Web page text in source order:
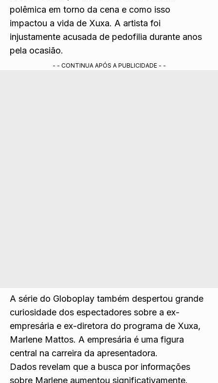
polêmica em torno da cena e como isso
impactou a vida de Xuxa. A artista foi
injustamente acusada de pedofilia durante anos
pela ocasião.
- - CONTINUA APÓS A PUBLICIDADE - -
A série do Globoplay também despertou grande
curiosidade dos espectadores sobre a ex-
empresária e ex-diretora do programa de Xuxa,
Marlene Mattos. A empresária é uma figura
central na carreira da apresentadora.
Dados revelam que a busca por informações
sobre Marlene aumentou significativamente.